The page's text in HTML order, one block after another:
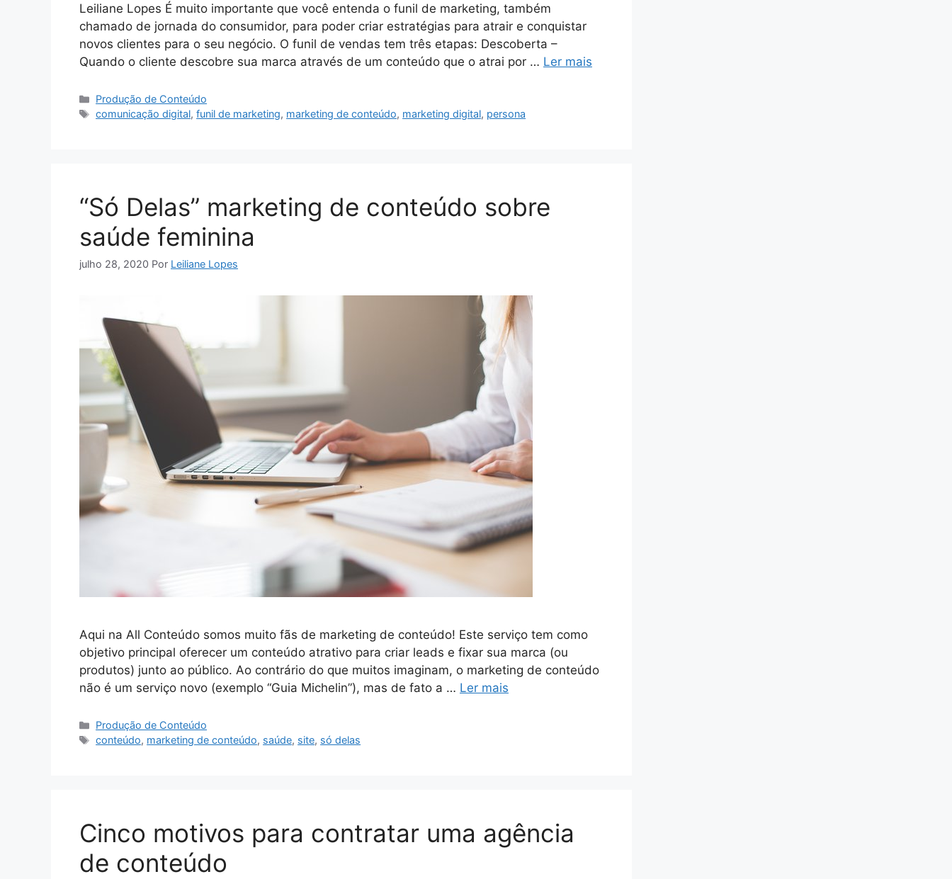
Leiliane Lopes É muito importante que você entenda o funil de marketing, também
chamado de jornada do consumidor, para poder criar estratégias para atrair e conquistar
novos clientes para o seu negócio. O funil de vendas tem três etapas: Descoberta –
Quando o cliente descobre sua marca através de um conteúdo que o atrai por … Ler mais
Categorias
Produção de Conteúdo
Tags
comunicação digital,funil de marketing, marketing de conteúdo, marketing digital, persona
“Só Delas” marketing de conteúdo sobre
saúde feminina
julho 28, 2020 Por Leiliane Lopes
Aqui na All Conteúdo somos muito fãs de marketing de conteúdo! Este serviço tem como
objetivo principal oferecer um conteúdo atrativo para criar leads e fixar sua marca (ou
produtos) junto ao público. Ao contrário do que muitos imaginam, o marketing de conteúdo
não é um serviço novo (exemplo “Guia Michelin”), mas de fato a … Ler mais
Categorias
Produção de Conteúdo
Tags
conteúdo, marketing de conteúdo, saúde, site, só delas
Cinco motivos para contratar uma agência
de conteúdo